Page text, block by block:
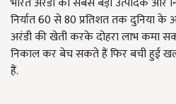
निर्यात 60 से 80 प्रतिशत तक दुनिया के
अरंडी की खेती करके दोहरा लाभ कमा
निकाल कर बेच सकते हैं फिर बची हुई
हैं.